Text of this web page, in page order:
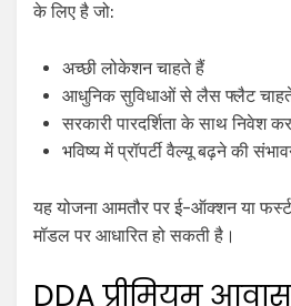
के लिए है जो:
अच्छी लोकेशन चाहते हैं
आधुनिक सुविधाओं से लैस फ्लैट
सरकारी पारदर्शिता के साथ निवेश
भविष्य में प्रॉपर्टी वैल्यू बढ़ने की
यह योजना आमतौर पर ई-ऑक्शन या
मॉडल पर आधारित हो सकती है।
DDA प्रीमियम